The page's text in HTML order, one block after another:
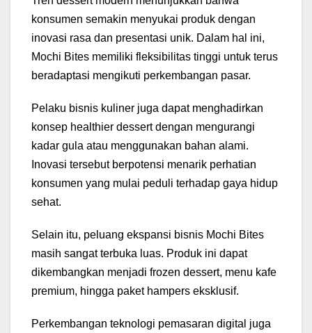
konsumen semakin menyukai produk dengan
inovasi rasa dan presentasi unik. Dalam hal ini,
Mochi Bites memiliki fleksibilitas tinggi untuk terus
beradaptasi mengikuti perkembangan pasar.
Pelaku bisnis kuliner juga dapat menghadirkan
konsep healthier dessert dengan mengurangi
kadar gula atau menggunakan bahan alami.
Inovasi tersebut berpotensi menarik perhatian
konsumen yang mulai peduli terhadap gaya hidup
sehat.
Selain itu, peluang ekspansi bisnis Mochi Bites
masih sangat terbuka luas. Produk ini dapat
dikembangkan menjadi frozen dessert, menu kafe
premium, hingga paket hampers eksklusif.
Perkembangan teknologi pemasaran digital juga